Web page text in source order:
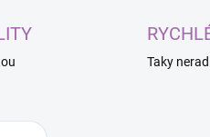
Taky